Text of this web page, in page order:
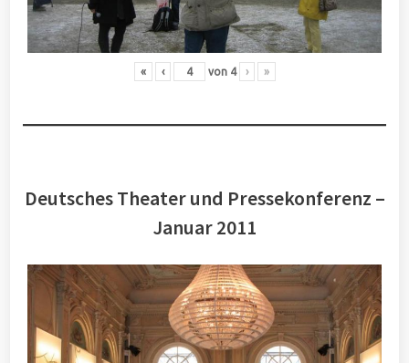
« ‹ von 4 › »
Deutsches Theater und Pressekonferenz –
Januar 2011